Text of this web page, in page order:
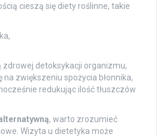
cieszą się diety roślinne, takie
zdrowej detoksykacji organizmu,
zwiększeniu spożycia błonnika,
redukując ilość tłuszczów
, warto zrozumieć
Wizyta u dietetyka może